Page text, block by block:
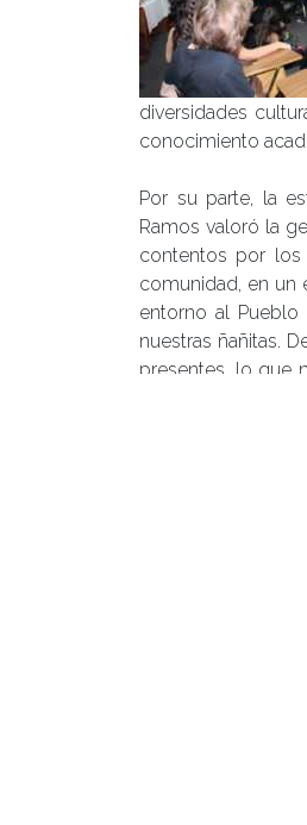
diversidades
conocimiento
Por su parte, la
Ramos valoró la
contentos por los
comunidad, en un
entorno al
nuestras ñañitas.
presentes, lo que